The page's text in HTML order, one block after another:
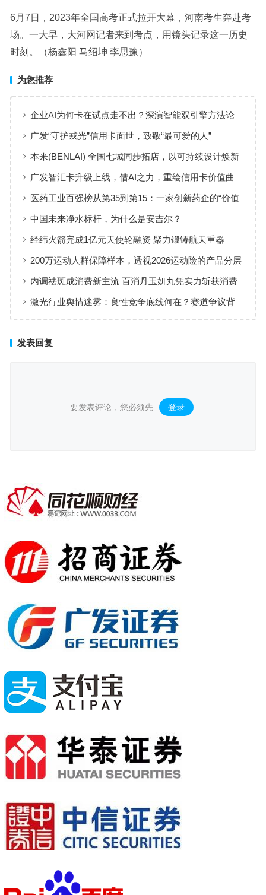
6月7日，2023年全国高考正式拉开大幕，河南考生奔赴考
场。一大早，大河网记者来到考点，用镜头记录这一历史
时刻。（杨鑫阳 马绍坤 李思豫）
为您推荐
企业AI为何卡在试点走不出？深演智能双引擎方法论
回答：卡点不在模型，而在使用方式
广发“守护戎光”信用卡面世，致敬“最可爱的人”
本来(BENLAI) 全国七城同步拓店，以可持续设计焕新
品牌体验
广发智汇卡升级上线，借AI之力，重绘信用卡价值曲
线
医药工业百强榜从第35到第15：一家创新药企的“价值
增长”样本
中国未来净水标杆，为什么是安吉尔？
经纬火箭完成1亿元天使轮融资 聚力锻铸航天重器
200万运动人群保障样本，透视2026运动险的产品分层
与适配逻辑
内调祛斑成消费新主流 百消丹玉妍丸凭实力斩获消费
者认可
激光行业舆情迷雾：良性竞争底线何在？赛道争议背
发表回复
要发表评论，您必须先 登录 。